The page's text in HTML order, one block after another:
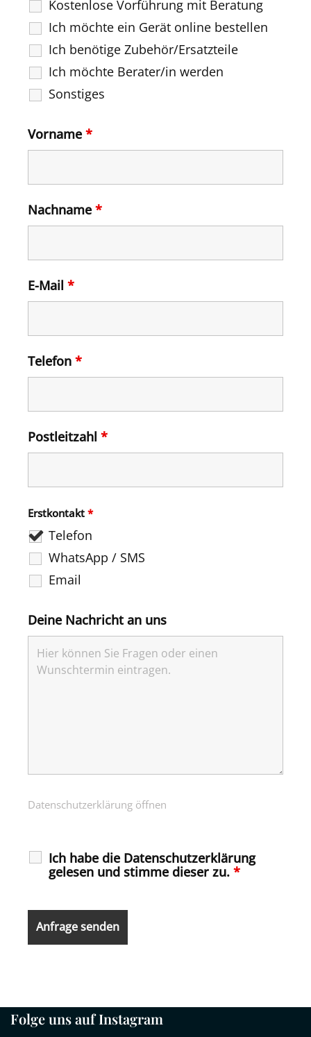
Kostenlose Vorführung mit Beratung
Ich möchte ein Gerät online bestellen
Ich benötige Zubehör/Ersatzteile
Ich möchte Berater/in werden
Sonstiges
Vorname *
Nachname *
E-Mail *
Telefon *
Postleitzahl *
Erstkontakt *
Telefon
WhatsApp / SMS
Email
Deine Nachricht an uns
Datenschutzerklärung öffnen
Ich habe die Datenschutzerklärung
gelesen und stimme dieser zu. *
Folge uns auf Instagram